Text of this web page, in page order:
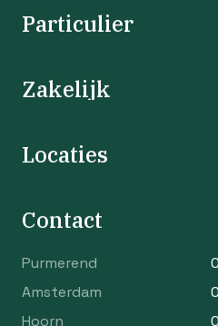
Particulier
Zakelijk
Locaties
Contact
Purmerend
Amsterdam
Hoorn